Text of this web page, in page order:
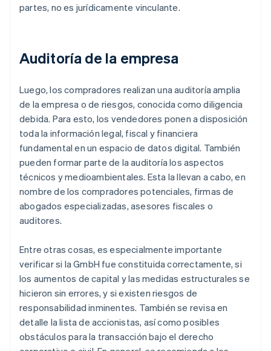
partes, no es jurídicamente vinculante.
Auditoría de la empresa
Luego, los compradores realizan una auditoría amplia
de la empresa o de riesgos, conocida como diligencia
debida. Para esto, los vendedores ponen a disposición
toda la información legal, fiscal y financiera
fundamental en un espacio de datos digital. También
pueden formar parte de la auditoría los aspectos
técnicos y medioambientales. Esta la llevan a cabo, en
nombre de los compradores potenciales, firmas de
abogados especializadas, asesores fiscales o
auditores.
Entre otras cosas, es especialmente importante
verificar si la GmbH fue constituida correctamente, si
los aumentos de capital y las medidas estructurales se
hicieron sin errores, y si existen riesgos de
responsabilidad inminentes. También se revisa en
detalle la lista de accionistas, así como posibles
obstáculos para la transacción bajo el derecho